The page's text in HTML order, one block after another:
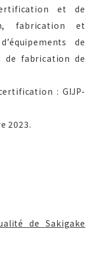
et de
fabrication et
de
de fabrication de
: GIJP-
2023.
de Sakigake